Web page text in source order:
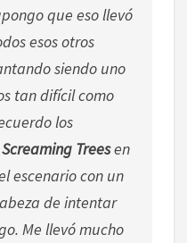
que eso llevó
esos otros
siendo uno
tan difícil como
los
Screaming Treesen
escenario con un
de intentar
Me llevó mucho